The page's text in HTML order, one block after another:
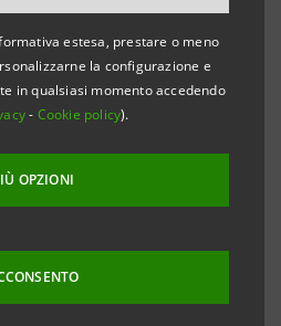
estesa, prestare o meno
la configurazione e
in qualsiasi momento accedendo
- Cookie policy).
OPZIONI
incontri formativi
contrastare le
da Intesa Sanpaolo, in